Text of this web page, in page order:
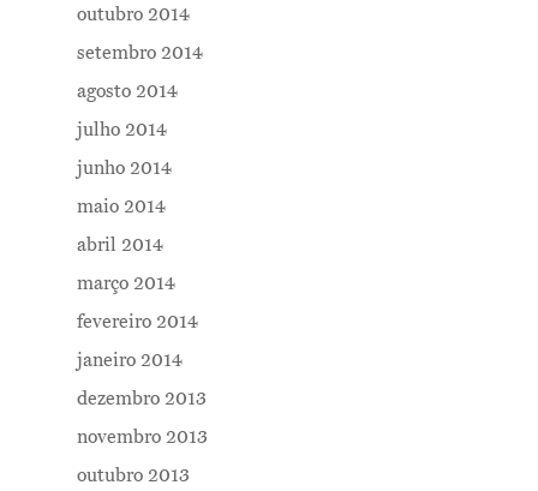
outubro 2014
setembro 2014
agosto 2014
julho 2014
junho 2014
maio 2014
abril 2014
março 2014
fevereiro 2014
janeiro 2014
dezembro 2013
novembro 2013
outubro 2013